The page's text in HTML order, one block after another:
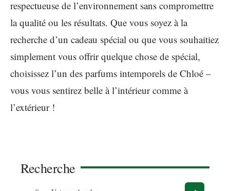
respectueuse de l’environnement sans compromettre
la qualité ou les résultats. Que vous soyez à la
recherche d’un cadeau spécial ou que vous souhaitiez
simplement vous offrir quelque chose de spécial,
choisissez l’un des parfums intemporels de Chloé –
vous vous sentirez belle à l’intérieur comme à
l’extérieur !
Recherche